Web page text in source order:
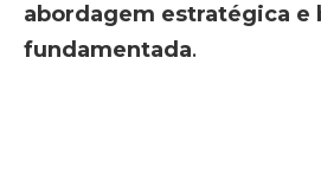
abordagem estratégica e
fundamentada.